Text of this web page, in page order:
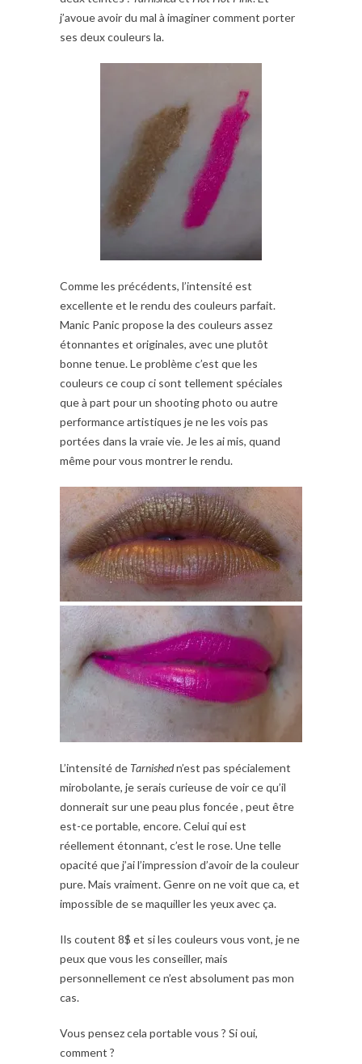
j’avoue avoir du mal à imaginer comment porter
ses deux couleurs la.
Comme les précédents, l’intensité est
excellente et le rendu des couleurs parfait.
Manic Panic propose la des couleurs assez
étonnantes et originales, avec une plutôt
bonne tenue. Le problème c’est que les
couleurs ce coup ci sont tellement spéciales
que à part pour un shooting photo ou autre
performance artistiques je ne les vois pas
portées dans la vraie vie. Je les ai mis, quand
même pour vous montrer le rendu.
L’intensité de Tarnishedn’est pas spécialement
mirobolante, je serais curieuse de voir ce qu’il
donnerait sur une peau plus foncée , peut être
est-ce portable, encore. Celui qui est
réellement étonnant, c’est le rose. Une telle
opacité que j’ai l’impression d’avoir de la couleur
pure. Mais vraiment. Genre on ne voit que ca, et
impossible de se maquiller les yeux avec ça.
Ils coutent 8$ et si les couleurs vous vont, je ne
peux que vous les conseiller, mais
personnellement ce n’est absolument pas mon
cas.
Vous pensez cela portable vous ? Si oui,
comment ?